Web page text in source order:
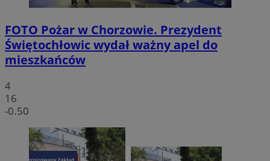
FOTO Pożar w Chorzowie. Prezydent
Świętochłowic wydał ważny apel do
mieszkańców
4
16
-0.50